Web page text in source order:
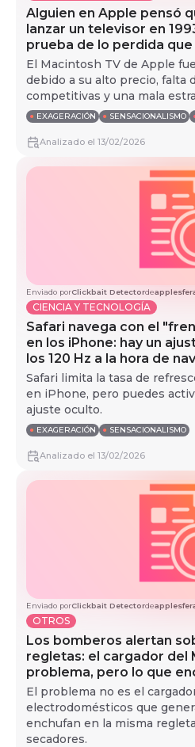
Alguien en Apple pensó
lanzar un televisor en
prueba de lo perdida
El Macintosh TV de Apple
debido a su alto precio, falta
competitivas y una mala
● EXAGERACIÓN ● SENSACIONALISMO
Analizado el 13/02/2026
Enviado porClickbait Detectorde
CIENCIA Y TECNOLOGÍA
Safari navega con el
en los iPhone: hay un
los 120 Hz a la hora de
Safari limita la tasa de
en iPhone, pero puedes
ajuste oculto.
● EXAGERACIÓN ● SENSACIONALISMO
Analizado el 13/02/2026
Enviado porClickbait Detectorde
OTROS
Los bomberos alertan
regletas: el cargador del
problema, pero lo que
El problema no es el
electrodomésticos que
enchufan en la misma
secadores.